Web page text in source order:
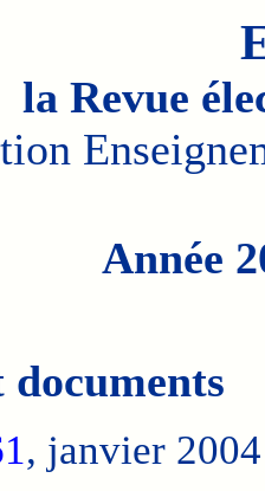
la Revue
Année
, janvier 2004